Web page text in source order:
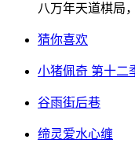
八万年天道棋局
猜你喜欢
小猪佩奇 第十二
谷雨街后巷
缔灵爱水心缠